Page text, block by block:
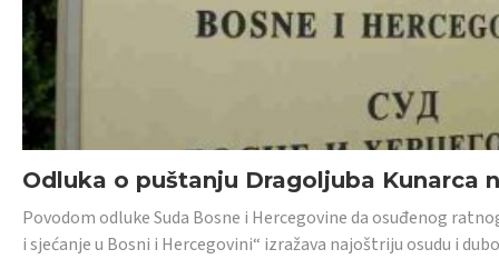
Odluka o puštanju Dragoljuba Kunarca
Povodom odluke Suda Bosne i Hercegovine da osuđenog
i sjećanje u Bosni i Hercegovini“ izražava najoštriju osudu i